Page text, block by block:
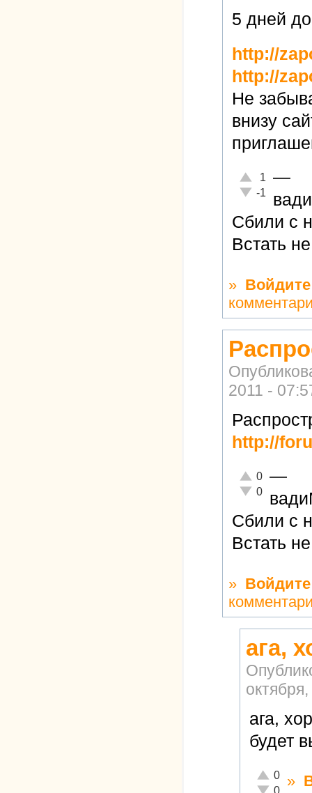
5 дней
http://
http://
Не
внизу
Отлично!
1
Неадекватно!
-1
—
Сбили с
Встать
» Войдите
2011 -
http://
Отлично!
0
Неадекватно!
0
—
Сбили с
Встать
» Войдите
ага,
ага,
будет
Отлично!
0 »